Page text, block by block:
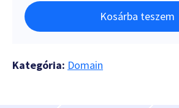
Kosárba teszem
Kategória: Domain